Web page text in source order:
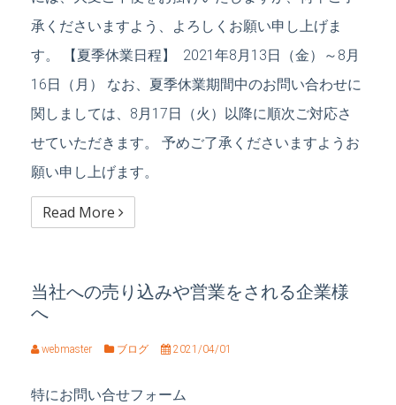
承くださいますよう、よろしくお願い申し上げま
す。 【夏季休業日程】 2021年8月13日（金）～8月
16日（月） なお、夏季休業期間中のお問い合わせに
関しましては、8月17日（火）以降に順次ご対応さ
せていただきます。 予めご了承くださいますようお
願い申し上げます。
Read More
当社への売り込みや営業をされる企業様
へ
webmaster ブログ 2021/04/01
特にお問い合せフォーム